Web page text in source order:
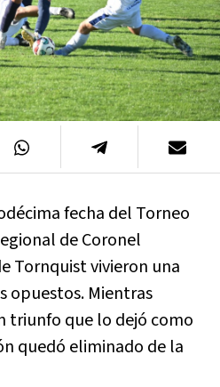
fecha del Torneo
de Coronel
Tornquist vivieron una
opuestos. Mientras
triunfo que lo dejó como
quedó eliminado de la